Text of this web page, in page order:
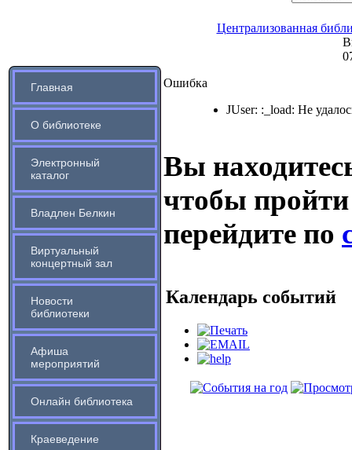
Централизованная
Главная
О библиотеке
Электронный
каталог
Владлен Белкин
Виртуальный
концертный зал
Новости
библиотеки
Афиша
мероприятий
Онлайн библиотека
Краеведение
Ошибка
JUser: :_load: Не
Вы
чтобы
перейдите по
Календарь событий